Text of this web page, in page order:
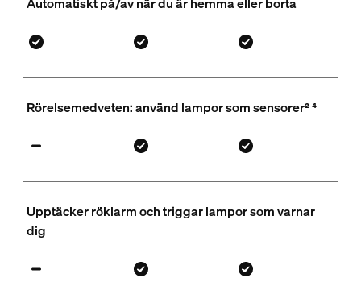
Rörelsemedveten: använd lampor som sensorer² ⁴
Upptäcker röklarm och triggar lampor som varnar
dig